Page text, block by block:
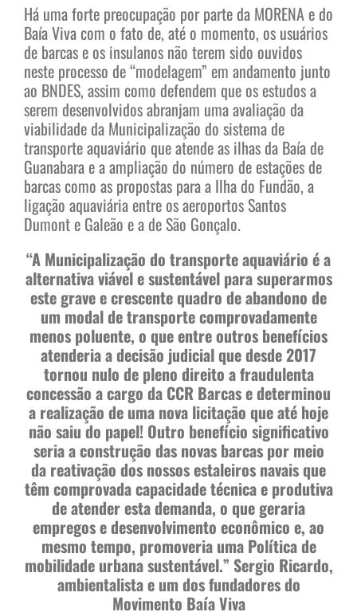
Há uma forte preocupação por parte da MORENA e do
Baía Viva com o fato de, até o momento, os usuários
de barcas e os insulanos não terem sido ouvidos
neste processo de “modelagem” em andamento junto
ao BNDES, assim como defendem que os estudos a
serem desenvolvidos abranjam uma avaliação da
viabilidade da Municipalização do sistema de
transporte aquaviário que atende as ilhas da Baía de
Guanabara e a ampliação do número de estações de
barcas como as propostas para a Ilha do Fundão, a
ligação aquaviária entre os aeroportos Santos
Dumont e Galeão e a de São Gonçalo.
“A Municipalização do transporte aquaviário é a
alternativa viável e sustentável para superarmos
este grave e crescente quadro de abandono de
um modal de transporte comprovadamente
menos poluente, o que entre outros benefícios
atenderia a decisão judicial que desde 2017
tornou nulo de pleno direito a fraudulenta
concessão a cargo da CCR Barcas e determinou
a realização de uma nova licitação que até hoje
não saiu do papel! Outro benefício significativo
seria a construção das novas barcas por meio
da reativação dos nossos estaleiros navais que
têm comprovada capacidade técnica e produtiva
de atender esta demanda, o que geraria
empregos e desenvolvimento econômico e, ao
mesmo tempo, promoveria uma Política de
mobilidade urbana sustentável.” Sergio Ricardo,
ambientalista e um dos fundadores do
Movimento Baía Viva